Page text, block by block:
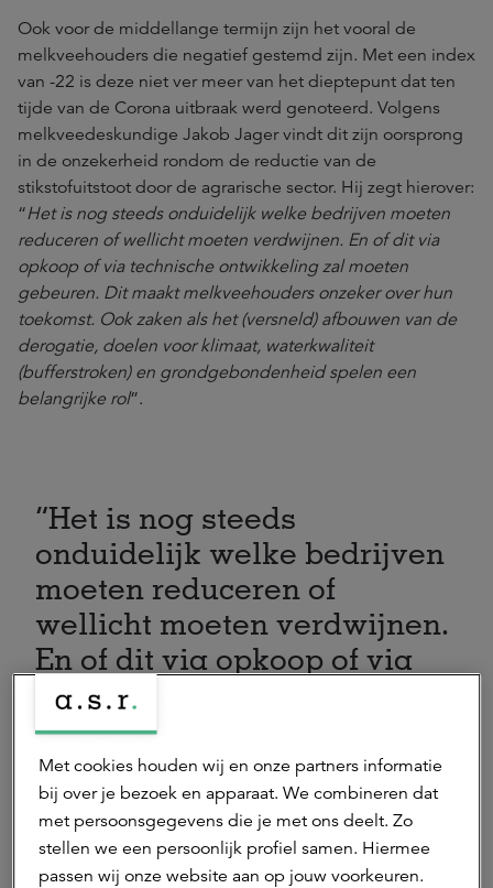
Ook voor de middellange termijn zijn het vooral de
melkveehouders die negatief gestemd zijn. Met een index
van -22 is deze niet ver meer van het dieptepunt dat ten
tijde van de Corona uitbraak werd genoteerd. Volgens
melkveedeskundige Jakob Jager vindt dit zijn oorsprong
in de onzekerheid rondom de reductie van de
stikstofuitstoot door de agrarische sector. Hij zegt hierover:
“Het is nog steeds onduidelijk welke bedrijven moeten
reduceren of wellicht moeten verdwijnen. En of dit via
opkoop of via technische ontwikkeling zal moeten
gebeuren. Dit maakt melkveehouders onzeker over hun
toekomst. Ook zaken als het (versneld) afbouwen van de
derogatie, doelen voor klimaat, waterkwaliteit
(bufferstroken) en grondgebondenheid spelen een
belangrijke rol”.
Het is nog steeds
onduidelijk welke bedrijven
moeten reduceren of
wellicht moeten verdwijnen.
En of dit via opkoop of via
technische ontwikkeling zal
moeten gebeuren.
Jakob Jager
melkveedeskundige bij Wageningen University & Research
Ook akkerbouwers verwachten nog niet veel van de
Met cookies houden wij en onze partners informatie
bij over je bezoek en apparaat. We combineren dat
met persoonsgegevens die je met ons deelt. Zo
stellen we een persoonlijk profiel samen. Hiermee
passen wij onze website aan op jouw voorkeuren.